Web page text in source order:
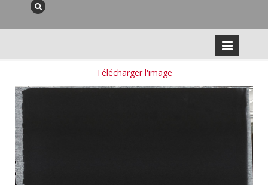
Télécharger l'image